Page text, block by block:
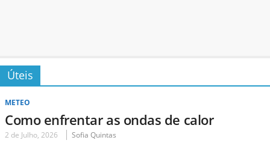
Úteis
METEO
Como enfrentar as ondas de calor
2 de Julho, 2026 Sofia Quintas